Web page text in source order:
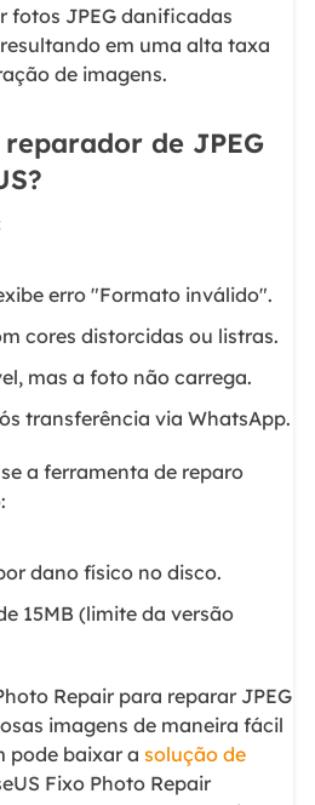
fotos JPEG danificadas
em uma alta taxa
de imagens.
de JPEG
erro "Formato inválido".
cores distorcidas ou listras.
mas a foto não carrega.
transferência via WhatsApp.
a ferramenta de reparo
dano físico no disco.
15MB (limite da versão
Repair para reparar JPEG
imagens de maneira fácil
pode baixar a solução de
Fixo Photo Repair